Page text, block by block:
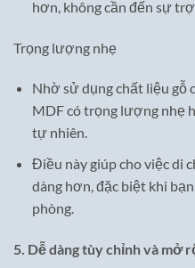
hơn, không cần đến sự
Trọng lượng nhẹ
Nhờ sử dụng chất liệu gỗ
MDF có trọng lượng nhẹ
tự nhiên.
Điều này giúp cho việc di
dàng hơn, đặc biệt khi
phòng.
5. Dễ dàng tùy chỉnh và mở